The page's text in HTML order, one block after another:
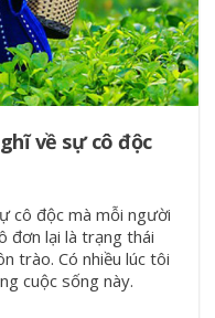
về sự cô độc
cô độc mà mỗi người
đơn lại là trạng thái
trào. Có nhiều lúc tôi
cuộc sống này.